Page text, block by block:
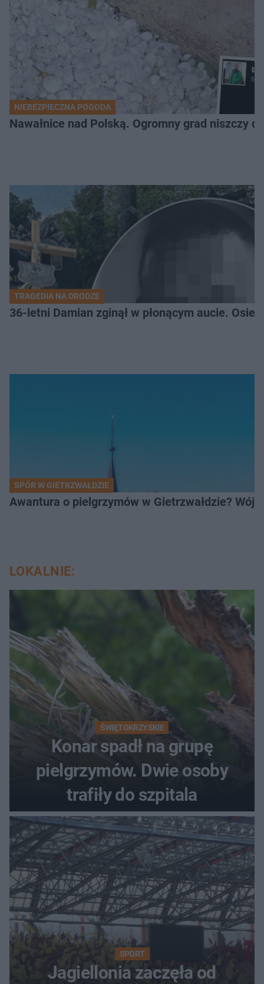
NIEBEZPIECZNA POGODA
Nawałnice nad Polską. Ogromny grad niszczy
TRAGEDIA NA DRODZE
36-letni Damian zginął w płonącym aucie.
SPÓR W GIETRZWAŁDZIE
Awantura o pielgrzymów w Gietrzwałdzie? Wójt
LOKALNIE:
ŚWIĘTOKRZYSKIE
Konar spadł na grupę
pielgrzymów. Dwie osoby
trafiły do szpitala
SPORT
Jagiellonia zaczęła od